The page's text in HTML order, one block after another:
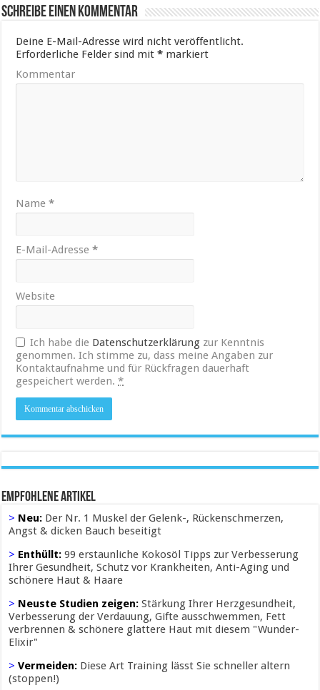
Schreibe einen Kommentar
Deine E-Mail-Adresse wird nicht veröffentlicht.
Erforderliche Felder sind mit* markiert
Kommentar
Name*
E-Mail-Adresse*
Website
Ich habe die Datenschutzerklärung zur Kenntnis
genommen. Ich stimme zu, dass meine Angaben zur
Kontaktaufnahme und für Rückfragen dauerhaft
gespeichert werden.*
Empfohlene Artikel
> Neu: Der Nr. 1 Muskel der Gelenk-, Rückenschmerzen,
Angst & dicken Bauch beseitigt
> Enthüllt:99 erstaunliche Kokosöl Tipps zur Verbesserung
Ihrer Gesundheit, Schutz vor Krankheiten, Anti-Aging und
schönere Haut & Haare
> Neuste Studien zeigen:Stärkung Ihrer Herzgesundheit,
Verbesserung der Verdauung, Gifte ausschwemmen, Fett
verbrennen & schönere glattere Haut mit diesem "Wunder-
Elixir"
> Vermeiden: Diese Art Training lässt Sie schneller altern
(stoppen!)